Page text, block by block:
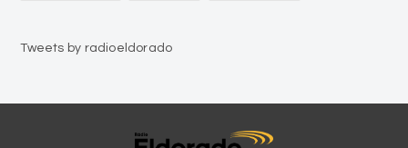
Tweets by radioeldorado